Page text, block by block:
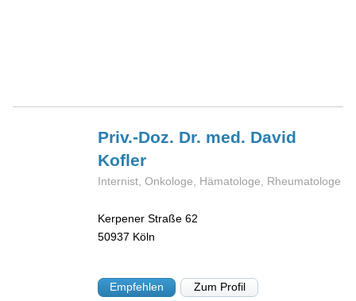
Priv.-Doz. Dr. med. David
Kofler
Internist, Onkologe, Hämatologe, Rheumatologe
Kerpener Straße 62
50937 Köln
Empfehlen Zum Profil